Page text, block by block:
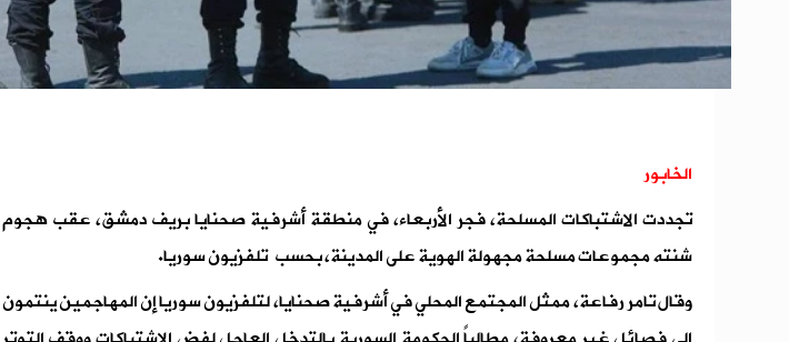
الخابور
تجددت الاشتباكات المسلحة، فجر الأربعاء، في منطقة أشرفية صحنايا بريف دمشق، عقب هجوم
شنته مجموعات مسلحة مجهولة الهوية على المدينة، بحسب تلفزيون سوريا.
وقال تامر رفاعة، ممثل المجتمع المحلي في أشرفية صحنايا، لتلفزيون سوريا إن المهاجمين ينتمون